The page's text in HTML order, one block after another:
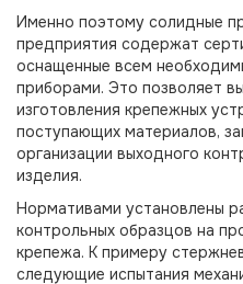
Именно поэтому солидные
предприятия содержат
оснащенные всем
приборами. Это позволяет
изготовления крепежных
поступающих материалов,
организации выходного
изделия.
Нормативами установлены
контрольных образцов на
крепежа. К примеру
следующие испытания